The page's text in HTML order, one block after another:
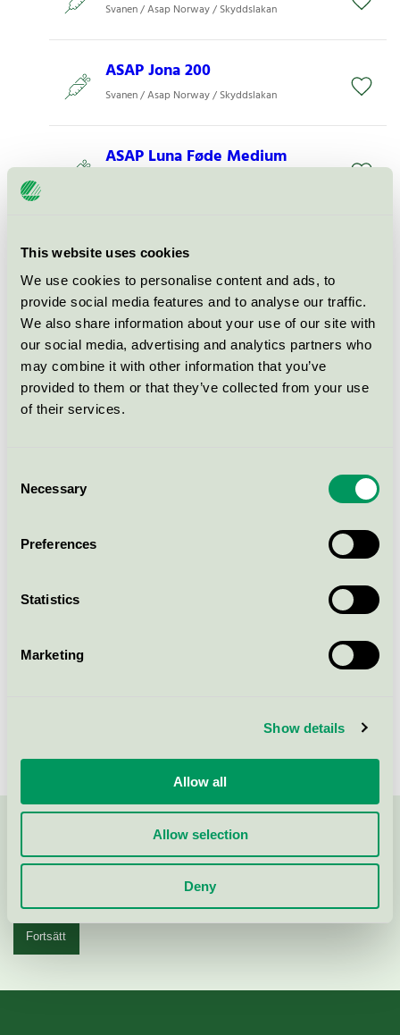
This website uses cookies
We use cookies to personalise content and ads, to
provide social media features and to analyse our traffic.
We also share information about your use of our site with
our social media, advertising and analytics partners who
may combine it with other information that you’ve
provided to them or that they’ve collected from your use
of their services.
Selection
Necessary
Preferences
Statistics
Marketing
Show details
Allow all
Allow selection
Deny
Svanen / Asap Norway / Skyddslakan
ASAP Jona 200
Svanen / Asap Norway / Skyddslakan
ASAP Luna Føde Medium
ASAP Gemini 6
ASAP Drytop
Svanen / Asap Norway / Skyddslakan
ASAP Føde Drytop Large
08-55 55 24 00eller via formuläret:
Fortsätt